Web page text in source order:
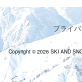
プライ
Copyright © 2026 SKI AND